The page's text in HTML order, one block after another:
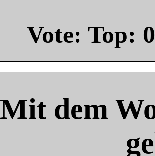
Vote: Top: 0
Mit dem